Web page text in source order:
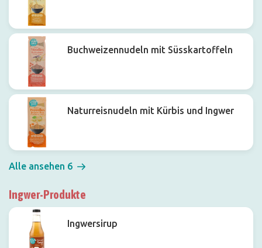
Buchweizennudeln mit Süsskartoffeln
Naturreisnudeln mit Kürbis und Ingwer
Alle ansehen 6
Ingwer-Produkte
Ingwersirup